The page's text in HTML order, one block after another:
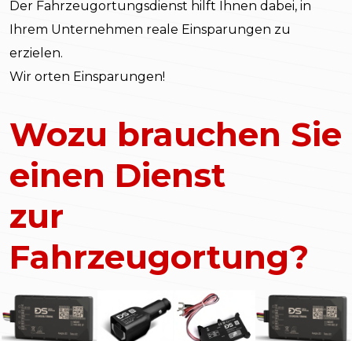
Der Fahrzeugortungsdienst hilft Ihnen dabei, in
Ihrem Unternehmen reale Einsparungen zu
erzielen.
Wir orten Einsparungen!
Wozu brauchen Sie
einen Dienst
zur
Fahrzeugortung?